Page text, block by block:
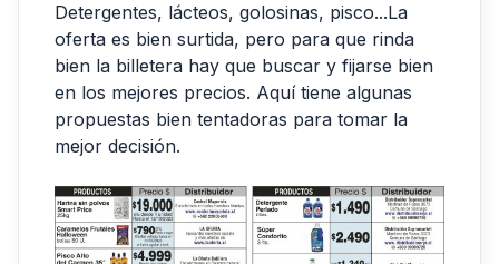
Detergentes, lácteos, golosinas, pisco...La
oferta es bien surtida, pero para que rinda
bien la billetera hay que buscar y fijarse bien
en los mejores precios. Aquí tiene algunas
propuestas bien tentadoras para tomar la
mejor decisión.